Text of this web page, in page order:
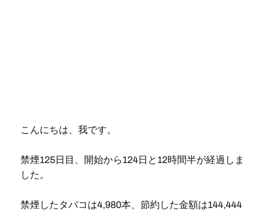
こんにちは、我です。
禁煙125日目、開始から124日と12時間半が経過しま
した。
禁煙したタバコは4,980本、節約した金額は144,444